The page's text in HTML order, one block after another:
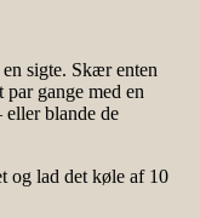
sigte. Skær enten
gange med en
blande de
og lad det køle af 10